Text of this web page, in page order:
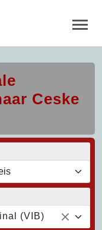
Ceske
(VIB)